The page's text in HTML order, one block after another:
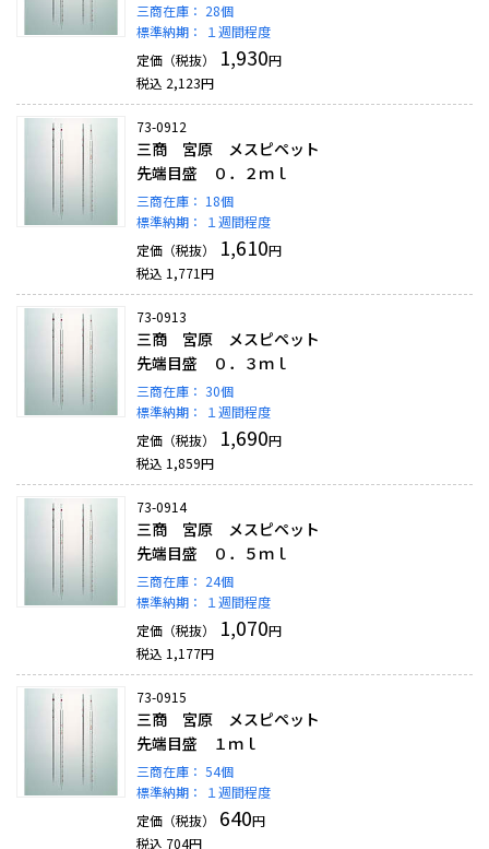
三商在庫： 28個
標準納期：
１週間程度
定価（税抜）
1,930円
税込 2,123円
73-0912
三商 宮原 メスピペット
先端目盛 ０．２ｍｌ
三商在庫： 18個
標準納期：
１週間程度
定価（税抜）
1,610円
税込 1,771円
73-0913
三商 宮原 メスピペット
先端目盛 ０．３ｍｌ
三商在庫： 30個
標準納期：
１週間程度
定価（税抜）
1,690円
税込 1,859円
73-0914
三商 宮原 メスピペット
先端目盛 ０．５ｍｌ
三商在庫： 24個
標準納期：
１週間程度
定価（税抜）
1,070円
税込 1,177円
73-0915
三商 宮原 メスピペット
先端目盛 １ｍｌ
三商在庫： 54個
標準納期：
１週間程度
定価（税抜）
640円
税込 704円